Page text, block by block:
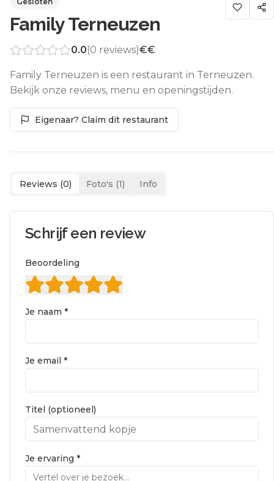
Family Terneuzen
0.0(0 reviews)€€
Family Terneuzen is een restaurant in Terneuzen.
Bekijk onze reviews, menu en openingstijden.
Eigenaar? Claim dit restaurant
Reviews (0) Foto's (1) Info
Schrijf een review
Beoordeling
Je naam *
Je email *
Titel (optioneel)
Je ervaring *